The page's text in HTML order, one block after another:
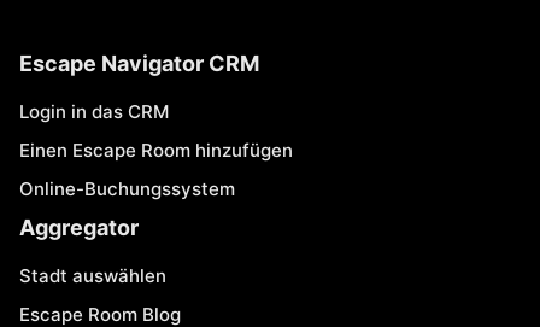
Escape Navigator CRM
Login in das CRM
Einen Escape Room hinzufügen
Online-Buchungssystem
Aggregator
Stadt auswählen
Escape Room Blog